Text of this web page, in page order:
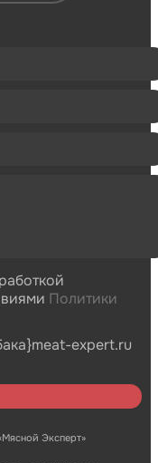
Политики
expert.ru
Эксперт»